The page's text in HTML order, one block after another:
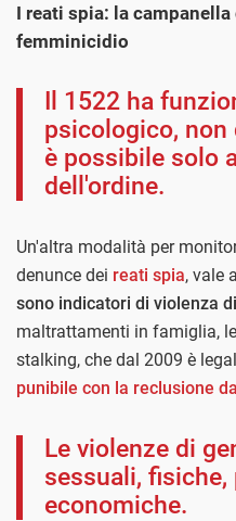
I reati spia: la
femminicidio
Il 1522 ha
psicologico, non
è possibile solo
dell'ordine.
Un'altra modalità per
denunce dei reati spia, vale
sono indicatori di violenza
maltrattamenti in famiglia,
stalking, che dal 2009 è
punibile con la reclusione
Le violenze di
sessuali,
economiche.